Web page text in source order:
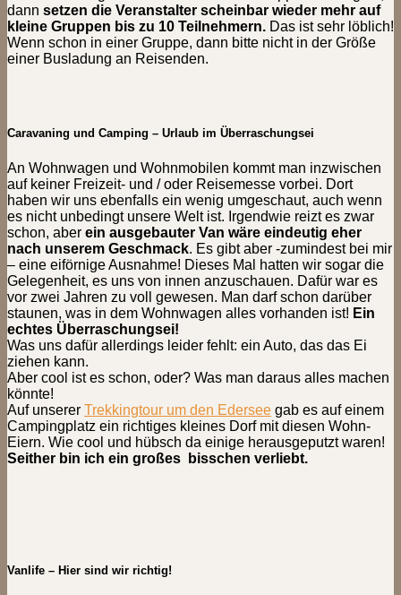
dann setzen die Veranstalter scheinbar wieder mehr auf
kleine Gruppen bis zu 10 Teilnehmern. Das ist sehr löblich!
Wenn schon in einer Gruppe, dann bitte nicht in der Größe
einer Busladung an Reisenden.
Caravaning und Camping – Urlaub im Überraschungsei
An Wohnwagen und Wohnmobilen kommt man inzwischen
auf keiner Freizeit- und / oder Reisemesse vorbei. Dort
haben wir uns ebenfalls ein wenig umgeschaut, auch wenn
es nicht unbedingt unsere Welt ist. Irgendwie reizt es zwar
schon, aber ein ausgebauter Van wäre eindeutig eher
nach unserem Geschmack. Es gibt aber -zumindest bei mir
– eine eiförnige Ausnahme! Dieses Mal hatten wir sogar die
Gelegenheit, es uns von innen anzuschauen. Dafür war es
vor zwei Jahren zu voll gewesen. Man darf schon darüber
staunen, was in dem Wohnwagen alles vorhanden ist! Ein
echtes Überraschungsei!
Was uns dafür allerdings leider fehlt: ein Auto, das das Ei
ziehen kann.
Aber cool ist es schon, oder? Was man daraus alles machen
könnte!
Auf unserer Trekkingtour um den Edersee gab es auf einem
Campingplatz ein richtiges kleines Dorf mit diesen Wohn-
Eiern. Wie cool und hübsch da einige herausgeputzt waren!
Seither bin ich ein großes bisschen verliebt.
Vanlife – Hier sind wir richtig!